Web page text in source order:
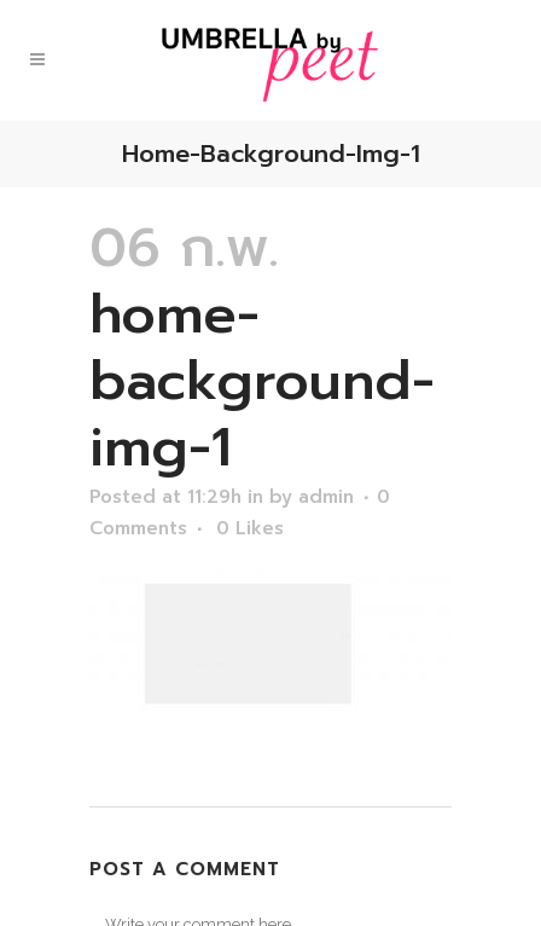
Home-Background-Img-1
06 ก.พ.
home-
background-
img-1
Posted at 11:29h in by admin
0
Comments
0 Likes
POST A COMMENT